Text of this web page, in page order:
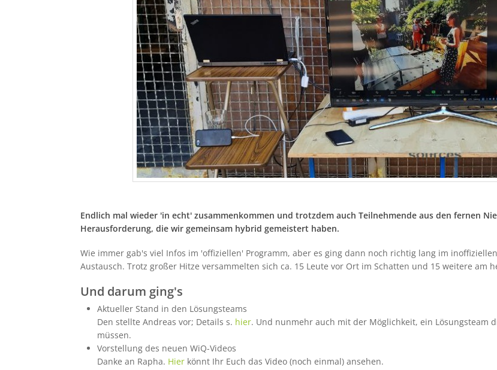
Endlich mal wieder 'in echt' zusammenkommen und trotzdem auch Teilnehmende aus den fernen
Herausforderung, die wir gemeinsam hybrid gemeistert haben.
Wie immer gab's viel Infos im 'offiziellen' Programm, aber es ging dann noch richtig lang im
Austausch. Trotz großer Hitze versammelten sich ca. 15 Leute vor Ort im Schatten und 15 weitere am
Und darum ging's
Aktueller Stand in den Lösungsteams
Den stellte Andreas vor; Details s. hier. Und nunmehr auch mit der Möglichkeit, ein Lösungsteam
müssen.
Vorstellung des neuen WiQ-Videos
Danke an Rapha. Hierkönnt Ihr Euch das Video (noch einmal) ansehen.